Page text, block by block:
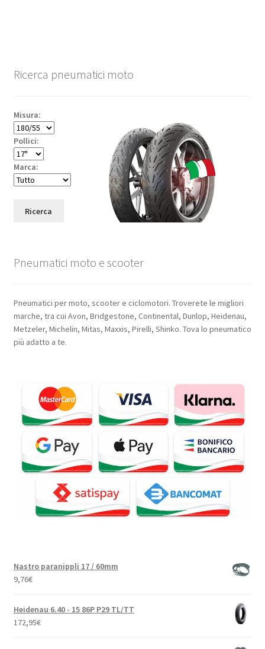
Ricerca pneumatici moto
Misura:
Pollici:
Marca:
Ricerca
Pneumatici moto e scooter
Pneumatici per moto, scooter e ciclomotori. Troverete le migliori
marche, tra cui Avon, Bridgestone, Continental, Dunlop, Heidenau,
Metzeler, Michelin, Mitas, Maxxis, Pirelli, Shinko. Tova lo pneumatico
più adatto a te.
Nastro paranippli 17 / 60mm
9,76€
Heidenau 6.40 - 15 86P P29 TL/TT
172,95€